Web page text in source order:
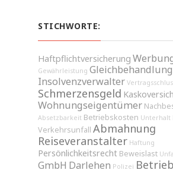
STICHWORTE:
Haftpflichtversicherung
Gewährleistung Gleichbehandlung
Insolvenzverwalter
Schmerzensgeld
Wohnungseigentümer
Absetzbarkeit Betriebskosten Unterhalt
Verkehrsunfall Abmahnung
Reiseveranstalter Haftung
Persönlichkeitsrecht Beweislast
GmbH Darlehen Polizei